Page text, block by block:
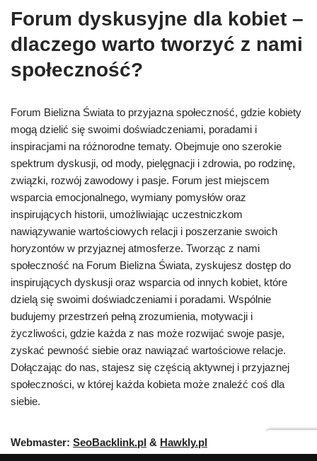
Forum dyskusyjne dla kobiet –
dlaczego warto tworzyć z nami
społeczność?
Forum Bielizna Świata to przyjazna społeczność, gdzie kobiety
mogą dzielić się swoimi doświadczeniami, poradami i
inspiracjami na różnorodne tematy. Obejmuje ono szerokie
spektrum dyskusji, od mody, pielęgnacji i zdrowia, po rodzinę,
związki, rozwój zawodowy i pasje. Forum jest miejscem
wsparcia emocjonalnego, wymiany pomysłów oraz
inspirujących historii, umożliwiając uczestniczkom
nawiązywanie wartościowych relacji i poszerzanie swoich
horyzontów w przyjaznej atmosferze. Tworząc z nami
społeczność na Forum Bielizna Świata, zyskujesz dostęp do
inspirujących dyskusji oraz wsparcia od innych kobiet, które
dzielą się swoimi doświadczeniami i poradami. Wspólnie
budujemy przestrzeń pełną zrozumienia, motywacji i
życzliwości, gdzie każda z nas może rozwijać swoje pasje,
zyskać pewność siebie oraz nawiązać wartościowe relacje.
Dołączając do nas, stajesz się częścią aktywnej i przyjaznej
społeczności, w której każda kobieta może znaleźć coś dla
siebie.
Webmaster: SeoBacklink.pl & Hawkly.pl